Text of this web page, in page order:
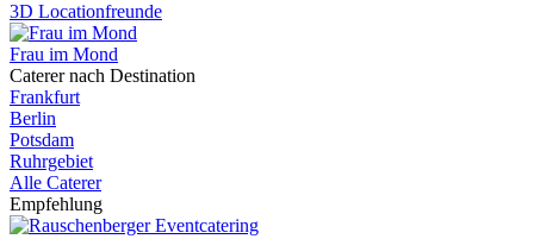
3D Locationfreunde
Frau im Mond
Caterer nach Destination
Frankfurt
Berlin
Potsdam
Ruhrgebiet
Alle Caterer
Empfehlung